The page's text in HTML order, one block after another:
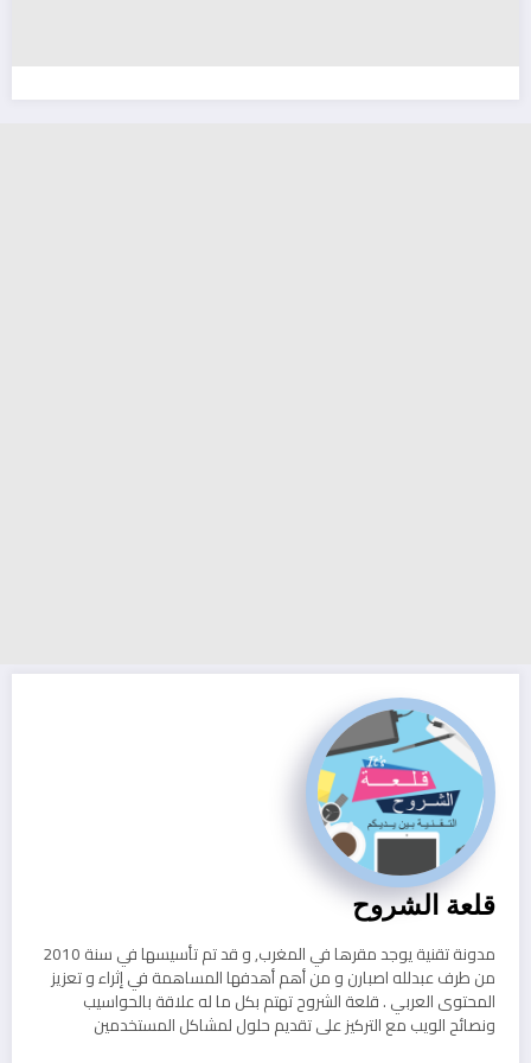
قلعة الشروح
مدونة تقنية يوجد مقرها في المغرب, و قد تم تأسيسها في سنة 2010
من طرف عبدلله اصبارن و من أهم أهدفها المساهمة في إثراء و تعزيز
المحتوى العربي . قلعة الشروح تهتم بكل ما له علاقة بالحواسيب
ونصائح الويب مع التركيز على تقديم حلول لمشاكل المستخدمين